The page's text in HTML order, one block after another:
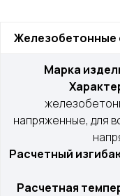
Железобетонные
Марка
напряженные, для
Расчетный
Расчетная